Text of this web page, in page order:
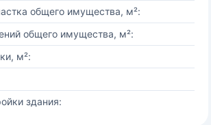
общего имущества, м²:
общего имущества, м²:
м²:
здания: